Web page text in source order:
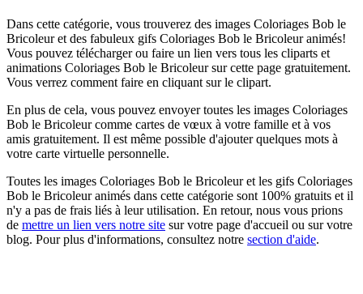
Dans cette catégorie, vous trouverez des images Coloriages Bob le
Bricoleur et des fabuleux gifs Coloriages Bob le Bricoleur animés!
Vous pouvez télécharger ou faire un lien vers tous les cliparts et
animations Coloriages Bob le Bricoleur sur cette page gratuitement.
Vous verrez comment faire en cliquant sur le clipart.
En plus de cela, vous pouvez envoyer toutes les images Coloriages
Bob le Bricoleur comme cartes de vœux à votre famille et à vos
amis gratuitement. Il est même possible d'ajouter quelques mots à
votre carte virtuelle personnelle.
Toutes les images Coloriages Bob le Bricoleur et les gifs Coloriages
Bob le Bricoleur animés dans cette catégorie sont 100% gratuits et il
n'y a pas de frais liés à leur utilisation. En retour, nous vous prions
de mettre un lien vers notre site sur votre page d'accueil ou sur votre
blog. Pour plus d'informations, consultez notre section d'aide.